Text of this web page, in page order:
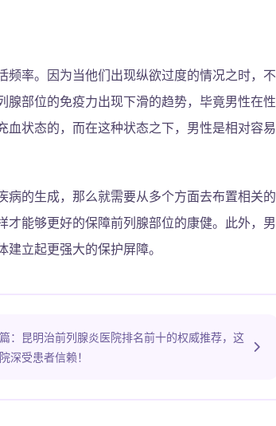
率。因为当他们出现纵欲过度的情况之时，不
部位的免疫力出现下滑的趋势，毕竟男性在性
状态的，而在这种状态之下，男性是相对容易
的生成，那么就需要从多个方面去布置相关的
能够更好的保障前列腺部位的康健。此外，男
立起更强大的保护屏障。
：昆明治前列腺炎医院排名前十的权威推荐，这
深受患者信赖！